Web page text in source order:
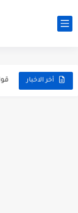
أخر الاخبار